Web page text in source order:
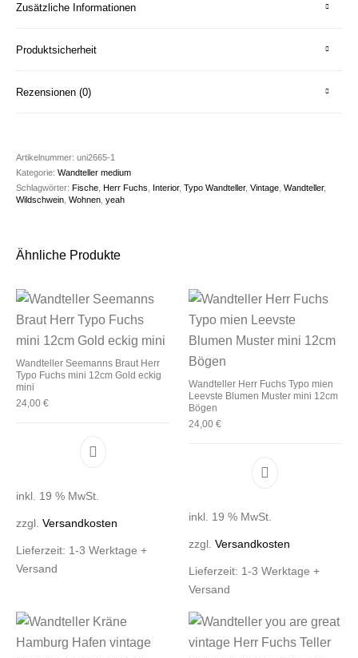
Zusätzliche Informationen
Produktsicherheit
Rezensionen (0)
Artikelnummer:uni2665-1
Kategorie:Wandteller medium
Schlagwörter:Fische ,Herr Fuchs Interior,Typo Wandteller,Vintage ,Wandteller,
Wildschwein ,Wohnen ,yeah
Ähnliche Produkte
Wandteller Seemanns Braut Herr
Typo Fuchs mini 12cm Gold eckig
mini
24,00€
inkl. 19 % MwSt.
zzgl.Versandkosten
Lieferzeit: 1-3 Werktage +
Versand
Wandteller Herr Fuchs Typo mien
Leevste Blumen Muster mini 12cm
Bögen
24,00 €
inkl. 19 % MwSt.
zzgl. Versandkosten
Lieferzeit: 1-3 Werktage +
Versand